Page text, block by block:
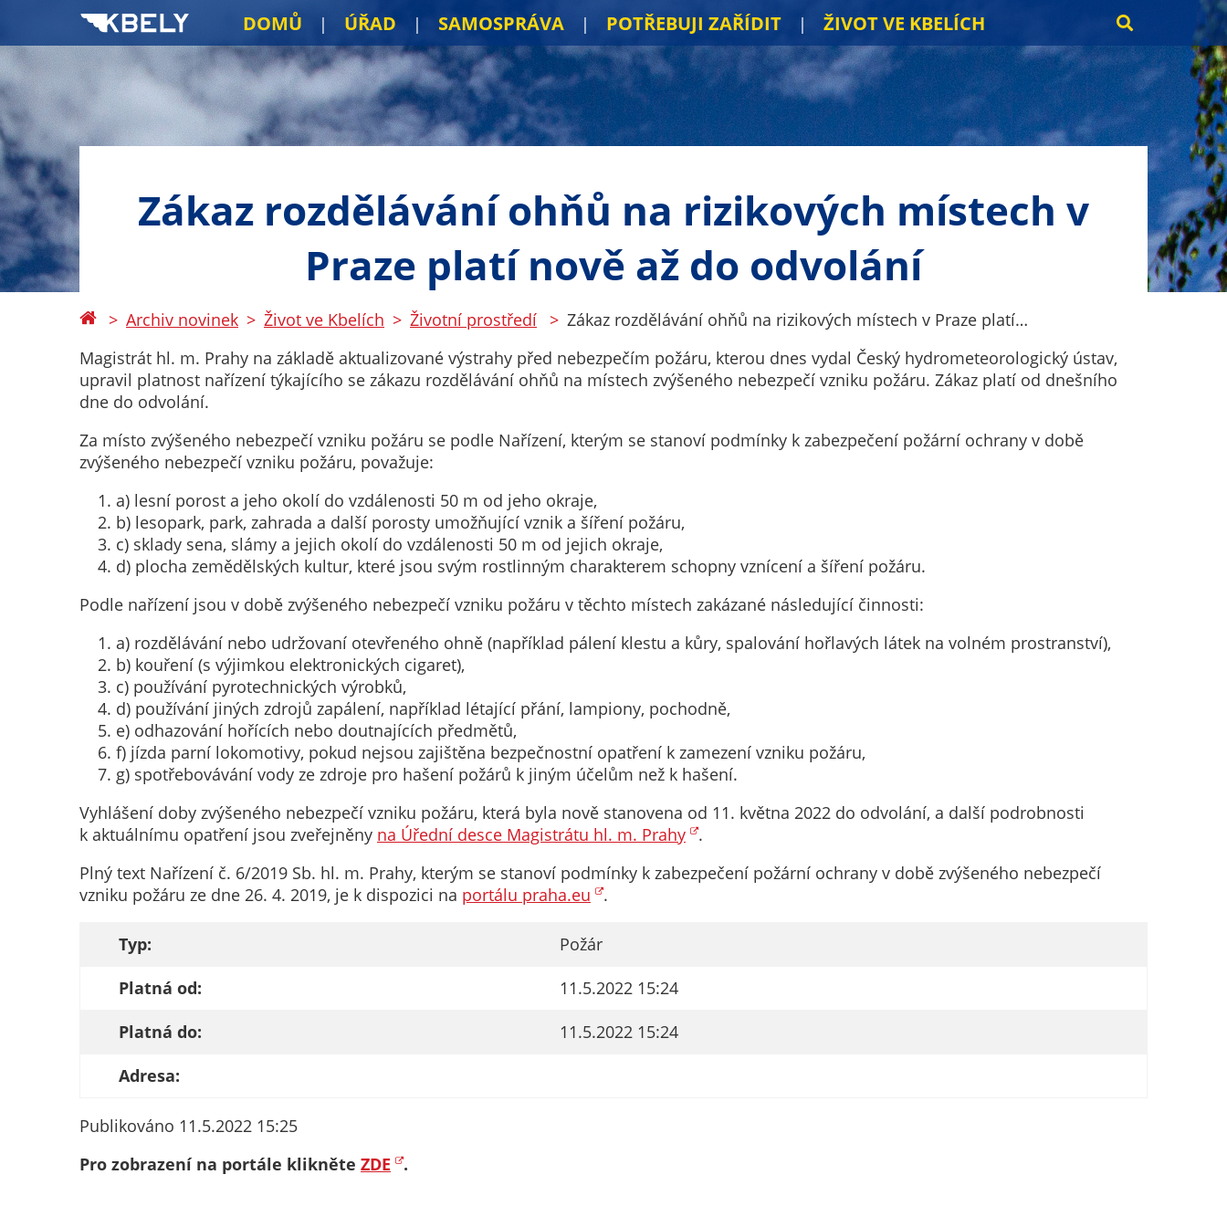
DOMŮ ÚŘAD SAMOSPRÁVA POTŘEBUJI ZAŘÍDIT ŽIVOT VE KBELÍCH
Zákaz rozdělávání ohňů na rizikových místech v
Praze platí nově až do odvolání
Archiv novinek Život ve Kbelích Životní prostředí
Zákaz rozdělávání ohňů na rizikových místech v Praze platí…
Magistrát hl. m. Prahy na základě aktualizované výstrahy před nebezpečím požáru, kterou dnes vydal Český hydrometeorologický ústav,
upravil platnost nařízení týkajícího se zákazu rozdělávání ohňů na místech zvýšeného nebezpečí vzniku požáru. Zákaz platí od dnešního
dne do odvolání.
Za místo zvýšeného nebezpečí vzniku požáru se podle Nařízení, kterým se stanoví podmínky k zabezpečení požární ochrany v době
zvýšeného nebezpečí vzniku požáru, považuje:
a) lesní porost a jeho okolí do vzdálenosti 50 m od jeho okraje,
b) lesopark, park, zahrada a další porosty umožňující vznik a šíření požáru,
c) sklady sena, slámy a jejich okolí do vzdálenosti 50 m od jejich okraje,
d) plocha zemědělských kultur, které jsou svým rostlinným charakterem schopny vznícení a šíření požáru.
Podle nařízení jsou v době zvýšeného nebezpečí vzniku požáru v těchto místech zakázané následující činnosti:
a) rozdělávání nebo udržovaní otevřeného ohně (například pálení klestu a kůry, spalování hořlavých látek na volném prostranství),
b) kouření (s výjimkou elektronických cigaret),
c) používání pyrotechnických výrobků,
d) používání jiných zdrojů zapálení, například létající přání, lampiony, pochodně,
e) odhazování hořících nebo doutnajících předmětů,
f) jízda parní lokomotivy, pokud nejsou zajištěna bezpečnostní opatření k zamezení vzniku požáru,
g) spotřebovávání vody ze zdroje pro hašení požárů k jiným účelům než k hašení.
Vyhlášení doby zvýšeného nebezpečí vzniku požáru, která byla nově stanovena od 11. května 2022 do odvolání, a další podrobnosti
k aktuálnímu opatření jsou zveřejněny na Úřední desce Magistrátu hl. m. Prahy .
Plný text Nařízení č. 6/2019 Sb. hl. m. Prahy, kterým se stanoví podmínky k zabezpečení požární ochrany v době zvýšeného nebezpečí
vzniku požáru ze dne 26. 4. 2019, je k dispozici na portálu praha.eu .
Typ:
Požár
Platná od:
11.5.2022 15:24
Platná do:
11.5.2022 15:24
Adresa:
Publikováno 11.5.2022 15:25
Pro zobrazení na portále klikněte ZDE .
cookies
správné
fungování
webu a všech
nabízí.
Nepožadujeme
Váš souhlas s
cookies na
tohoto důvodu
technické
cookies
nemohou být
individuálně
deaktivovány
Analytické
Analytické